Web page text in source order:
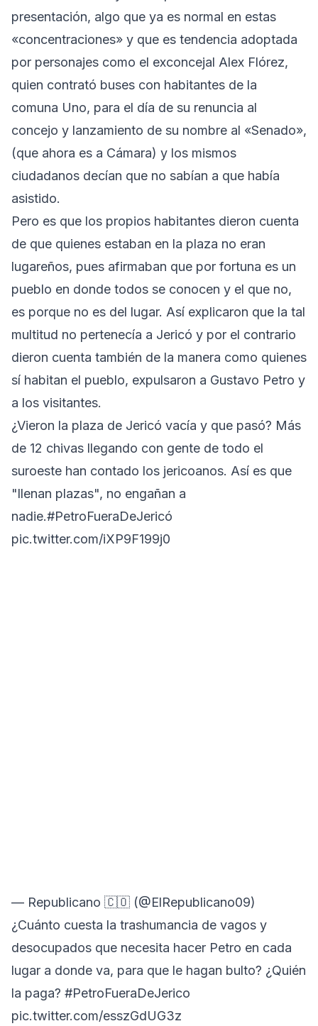
presentación, algo que ya es normal en estas
«concentraciones» y que es tendencia adoptada
por personajes como el exconcejal Alex Flórez,
quien contrató buses con habitantes de la
comuna Uno, para el día de su renuncia al
concejo y lanzamiento de su nombre al «Senado»,
(que ahora es a Cámara) y los mismos
ciudadanos decían que no sabían a que había
asistido.
Pero es que los propios habitantes dieron cuenta
de que quienes estaban en la plaza no eran
lugareños, pues afirmaban que por fortuna es un
pueblo en donde todos se conocen y el que no,
es porque no es del lugar. Así explicaron que la tal
multitud no pertenecía a Jericó y por el contrario
dieron cuenta también de la manera como quienes
sí habitan el pueblo, expulsaron a Gustavo Petro y
a los visitantes.
¿Vieron la plaza de Jericó vacía y que pasó? Más
de 12 chivas llegando con gente de todo el
suroeste han contado los jericoanos. Así es que
"llenan plazas", no engañan a
nadie.#PetroFueraDeJericó
pic.twitter.com/iXP9F199j0
— Republicano 🇨🇴 (@ElRepublicano09)
¿Cuánto cuesta la trashumancia de vagos y
desocupados que necesita hacer Petro en cada
lugar a donde va, para que le hagan bulto? ¿Quién
la paga? #PetroFueraDeJerico
pic.twitter.com/esszGdUG3z